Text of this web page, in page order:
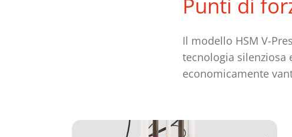
Punti di
Il modello HSM V-
tecnologia silenziosa
economicamente